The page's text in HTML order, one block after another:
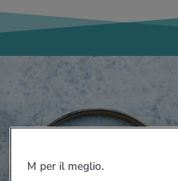
Calcolatore BMI
Fabbisogno calorico
Calcola il consumo
Corsa & Jogging
Lavoro e salute
Rilassamento attivo
Abbassare la pressione
Dolori ai nervi
M per il meglio.